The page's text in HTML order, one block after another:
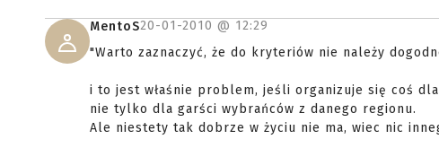
MentoS20-01-2010 @ 12:29
"Warto zaznaczyć, że do kryteriów nie należy
i to jest właśnie problem, jeśli organizuje się coś
nie tylko dla garści wybrańców z danego regionu.
Ale niestety tak dobrze w życiu nie ma, wiec nic